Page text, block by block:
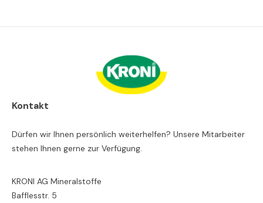
Kontakt
Dürfen wir Ihnen persönlich weiterhelfen? Unsere Mitarbeiter
stehen Ihnen gerne zur Verfügung.
KRONI AG Mineralstoffe
Bafflesstr. 5